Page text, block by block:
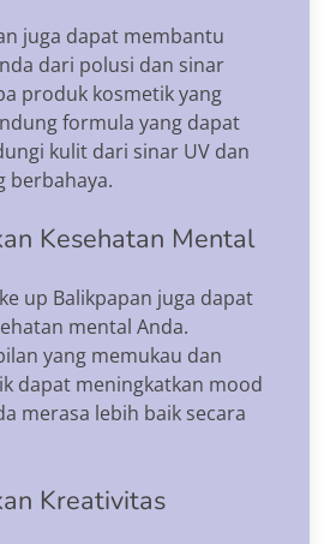
juga dapat membantu
dari polusi dan sinar
produk kosmetik yang
formula yang dapat
kulit dari sinar UV dan
berbahaya.
Kesehatan Mental
up Balikpapan juga dapat
mental Anda.
yang memukau dan
dapat meningkatkan mood
merasa lebih baik secara
Kreativitas